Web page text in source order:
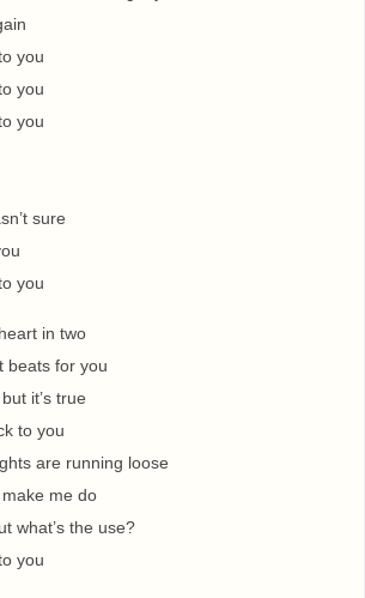
you
you
you
sure
you
in two
beats for you
it’s true
to you
are running loose
make me do
what’s the use?
you